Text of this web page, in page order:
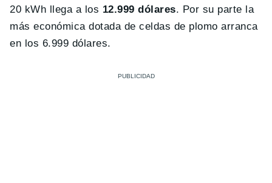
20 kWh llega a los 12.999 dólares. Por su parte la
más económica dotada de celdas de plomo arranca
en los 6.999 dólares.